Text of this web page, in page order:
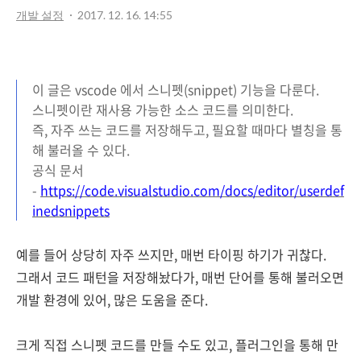
개발 설정 2017. 12. 16. 14:55
이 글은 vscode 에서 스니펫(snippet) 기능을 다룬다.
스니펫이란 재사용 가능한 소스 코드를 의미한다.
즉, 자주 쓰는 코드를 저장해두고, 필요할 때마다 별칭을 통
해 불러올 수 있다.
공식 문서
- https://code.visualstudio.com/docs/editor/userdef
inedsnippets
예를 들어 상당히 자주 쓰지만, 매번 타이핑 하기가 귀찮다.
그래서 코드 패턴을 저장해놨다가, 매번 단어를 통해 불러오면
개발 환경에 있어, 많은 도움을 준다.
크게 직접 스니펫 코드를 만들 수도 있고, 플러그인을 통해 만